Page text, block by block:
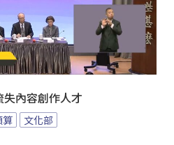
失內容創作人才
算 文化部